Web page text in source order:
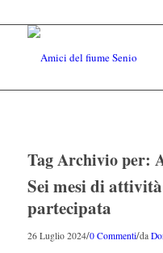
Tag Archivio per:
Sei mesi di
partecipata
26 Luglio 2024/0 Commenti/da